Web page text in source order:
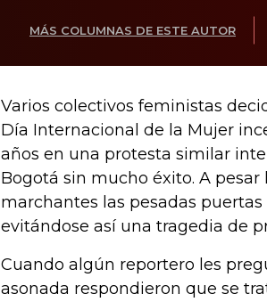
MÁS COLUMNAS DE ESTE AUTOR
Varios colectivos feministas
Día Internacional de la Mujer
años en una protesta similar
Bogotá sin mucho éxito. A
marchantes las pesadas
evitándose así una tragedia de
Cuando algún reportero les
asonada respondieron que se